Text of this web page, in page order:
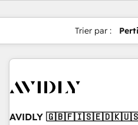
Trier par :
AVIDLY